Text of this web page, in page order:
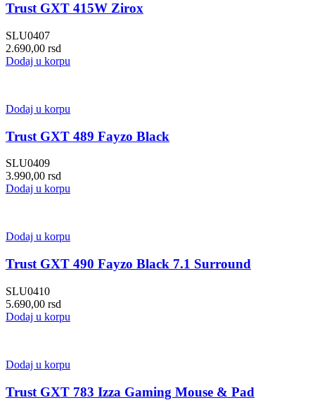
Trust GXT 415W Zirox
SLU0407
2.690,00 rsd
Dodaj u korpu
Dodaj u korpu
Trust GXT 489 Fayzo Black
SLU0409
3.990,00 rsd
Dodaj u korpu
Dodaj u korpu
Trust GXT 490 Fayzo Black 7.1 Surround
SLU0410
5.690,00 rsd
Dodaj u korpu
Dodaj u korpu
Trust GXT 783 Izza Gaming Mouse & Pad